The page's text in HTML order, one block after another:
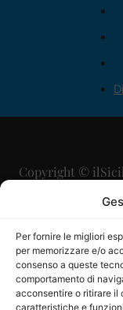
Per fornire le migliori
per memorizzare e/o
consenso a queste
comportamento di
acconsentire o ritirare il
caratteristiche e
Copyright ©
Direttore
Direttore